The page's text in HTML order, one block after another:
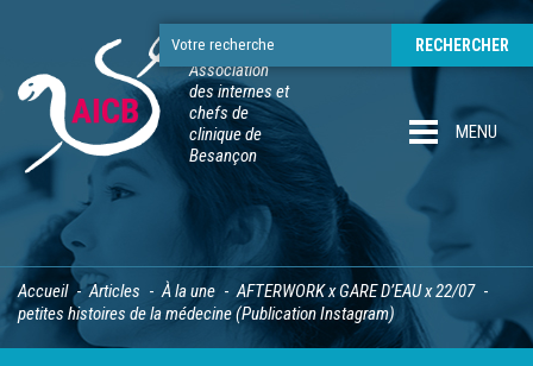
Association
des internes et
chefs de
clinique de
Besançon
MENU
Accueil Articles À la une
AFTERWORK x GARE D’EAU x 22/07
petites histoires de la médecine (Publication Instagram)